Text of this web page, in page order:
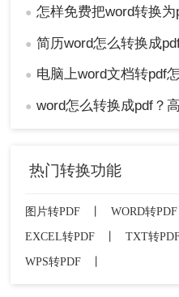
● 怎样免费把word转换为
● 简历word怎么转换成pdf
● 电脑上word文档转pdf怎么
● word怎么转换成pdf？
热门转换功能
图片转PDF WORD转PDF
EXCEL转PDF
TXT转
WPS转PDF